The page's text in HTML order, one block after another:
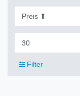
Filter